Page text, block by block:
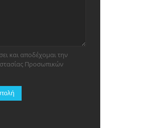
και αποδέχομαι την
Προσωπικών